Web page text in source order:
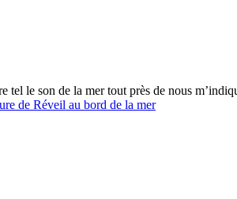
tel le son de la mer tout près de nous
de Réveil au bord de la mer